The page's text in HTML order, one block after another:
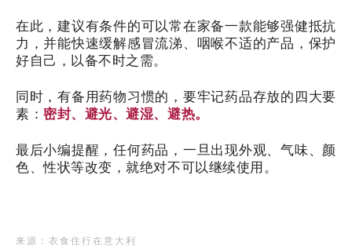
在此，建议有条件的可以常在家备一款能够强健抵抗
力，并能快速缓解感冒流涕、咽喉不适的产品，保护
好自己，以备不时之需。
同时，有备用药物习惯的，要牢记药品存放的四大要
素：密封、避光、避湿、避热。
最后小编提醒，任何药品，一旦出现外观、气味、颜
色、性状等改变，就绝对不可以继续使用。
来源 ： 衣食住行在意大利